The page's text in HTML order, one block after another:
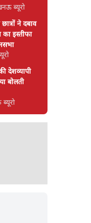
ब्यूरो
ने दबाव
इस्तीफा
देशव्यापी
बोलती